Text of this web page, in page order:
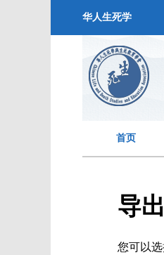
华人生死学
首页
导
您可以选